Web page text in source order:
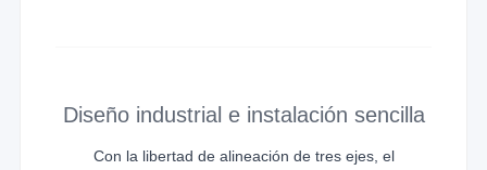
Diseño industrial e instalación sencilla
Con la libertad de alineación de tres ejes, el